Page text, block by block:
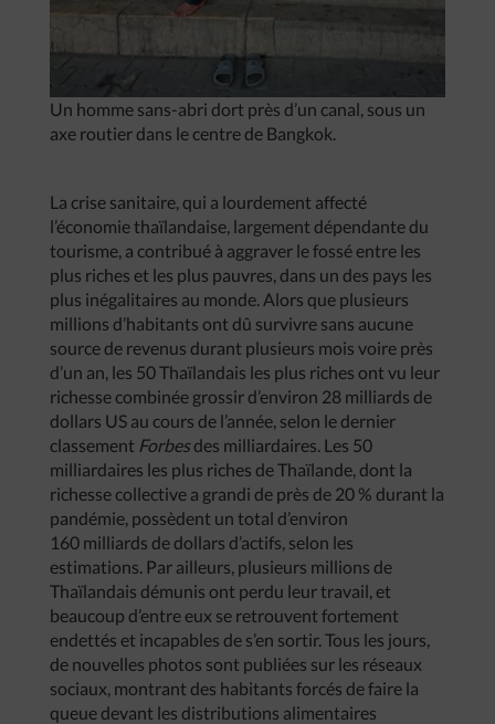
Un homme sans-abri dort près d’un canal, sous un
axe routier dans le centre de Bangkok.
La crise sanitaire, qui a lourdement affecté
l’économie thaïlandaise, largement dépendante du
tourisme, a contribué à aggraver le fossé entre les
plus riches et les plus pauvres, dans un des pays les
plus inégalitaires au monde. Alors que plusieurs
millions d’habitants ont dû survivre sans aucune
source de revenus durant plusieurs mois voire près
d’un an, les 50 Thaïlandais les plus riches ont vu leur
richesse combinée grossir d’environ 28 milliards de
dollars US au cours de l’année, selon le dernier
classement Forbesdes milliardaires. Les 50
milliardaires les plus riches de Thaïlande, dont la
richesse collective a grandi de près de 20 % durant la
pandémie, possèdent un total d’environ
160 milliards de dollars d’actifs, selon les
estimations. Par ailleurs, plusieurs millions de
Thaïlandais démunis ont perdu leur travail, et
beaucoup d’entre eux se retrouvent fortement
endettés et incapables de s’en sortir. Tous les jours,
de nouvelles photos sont publiées sur les réseaux
sociaux, montrant des habitants forcés de faire la
queue devant les distributions alimentaires